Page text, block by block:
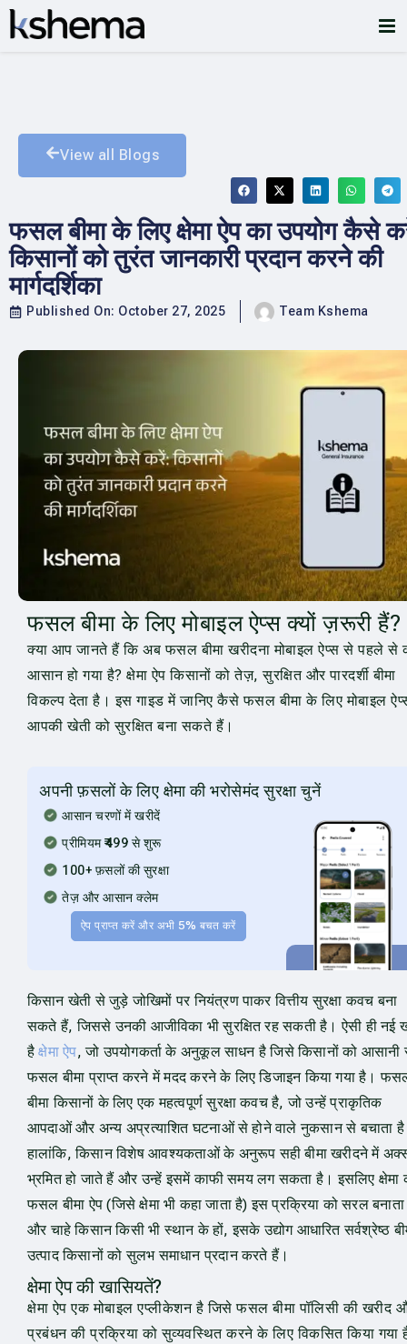
View all Blogs
फसल बीमा के लिए क्षेमा ऐप का उपयोग कैसे
किसानों को तुरंत जानकारी प्रदान करने की
मार्गदर्शिका
Published On: October 27, 2025 Team Kshema
फसल बीमा के लिए मोबाइल ऐप्स क्यों ज़रूरी हैं?
क्या आप जानते हैं कि अब फसल बीमा खरीदना मोबाइल ऐप्स से पहले से
आसान हो गया है? क्षेमा ऐप किसानों को तेज़, सुरक्षित और पारदर्शी बीमा
विकल्प देता है। इस गाइड में जानिए कैसे फसल बीमा के लिए मोबाइल
आपकी खेती को सुरक्षित बना सकते हैं।
अपनी फ़सलों के लिए क्षेमा की भरोसेमंद सुरक्षा चुनें
आसान चरणों में खरीदें
प्रीमियम ₹499 से शुरू
100+ फ़सलों की सुरक्षा
तेज़ और आसान क्लेम
ऐप प्राप्त करें और अभी 5% बचत करें
किसान खेती से जुड़े जोखिमों पर नियंत्रण पाकर वित्तीय सुरक्षा कवच बना
सकते हैं, जिससे उनकी आजीविका भी सुरक्षित रह सकती है। ऐसी ही नई
हैक्षेमा ऐप, जो उपयोगकर्ता के अनुकूल साधन है जिसे किसानों को आसानी
फसल बीमा प्राप्त करने में मदद करने के लिए डिजाइन किया गया है।
बीमा किसानों के लिए एक महत्वपूर्ण सुरक्षा कवच है, जो उन्हें प्राकृतिक
आपदाओं और अन्य अप्रत्याशित घटनाओं से होने वाले नुकसान से बचाता
हालांकि, किसान विशेष आवश्यकताओं के अनुरूप सही बीमा खरीदने में
भ्रमित हो जाते हैं और उन्हें इसमें काफी समय लग सकता है। इसलिए क्षेमा
फसल बीमा ऐप (जिसे क्षेमा भी कहा जाता है) इस प्रक्रिया को सरल
और चाहे किसान किसी भी स्थान के हों, इसके उद्योग आधारित सर्वश्रेष्ठ
उत्पाद किसानों को सुलभ समाधान प्रदान करते हैं।
क्षेमा ऐप की खासियतें?
क्षेमा ऐप एक मोबाइल एप्लीकेशन है जिसे फसल बीमा पॉलिसी की खरीद
प्रबंधन की प्रक्रिया को सुव्यवस्थित करने के लिए विकसित किया गया